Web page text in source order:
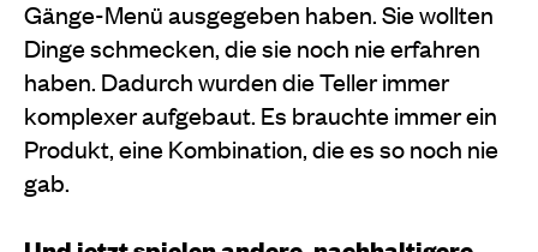
Gänge-Menü ausgegeben haben. Sie wollten
Dinge schmecken, die sie noch nie erfahren
haben. Dadurch wurden die Teller immer
komplexer aufgebaut. Es brauchte immer ein
Produkt, eine Kombination, die es so noch nie
gab.